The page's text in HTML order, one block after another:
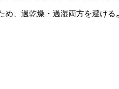
、過乾燥・過湿両方を避ける